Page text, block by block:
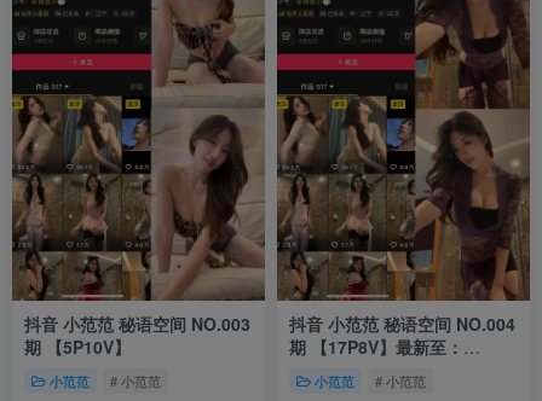
抖音 小范范 秘语空间 NO.003
期 【5P10V】
小范范 # 小范范
抖音 小范范 秘语空间 NO.004
期 【17P8V】最新至：
小范范 # 小范范